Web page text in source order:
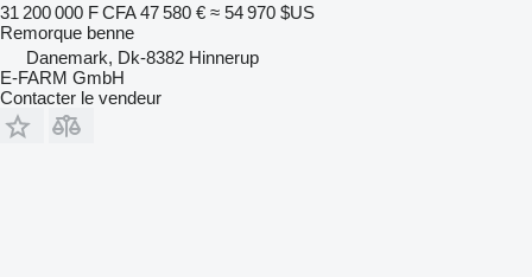
31 200 000 F CFA 47 580 € ≈ 54 970 $US
Remorque benne
Danemark, Dk-8382 Hinnerup
E-FARM GmbH
Contacter le vendeur